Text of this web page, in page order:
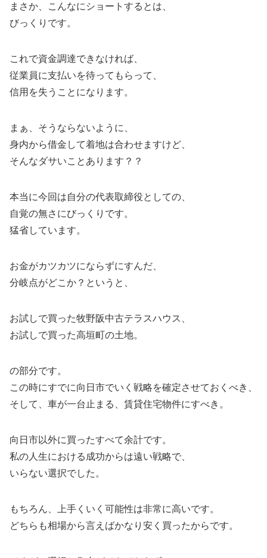
まさか、こんなにショートするとは、
びっくりです。
これで資金調達できなければ、
従業員に支払いを待ってもらって、
信用を失うことになります。
まぁ、そうならないように、
身内から借金して着地は合わせますけど、
そんなダサいことあります？？
本当に今回は自分の代表取締役としての、
自覚の無さにびっくりです。
猛省しています。
お金がカツカツにならずにすんだ、
分岐点がどこか？というと、
お試しで買った牧野阪中古テラスハウス、
お試しで買った高垣町の土地。
の部分です。
この時にすでに向日市でいく戦略を確定させておくべき、
そして、車が一台止まる、賃貸住宅物件にすべき。
向日市以外に買ったすべて余計です。
私の人生における成功からは遠い戦略で、
いらない選択でした。
もちろん、上手くいく可能性は非常に高いです。
どちらも相場から言えばかなり安く買ったからです。